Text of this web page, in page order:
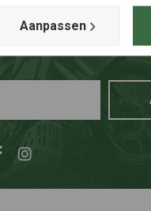
+ 5%
Aanpassen